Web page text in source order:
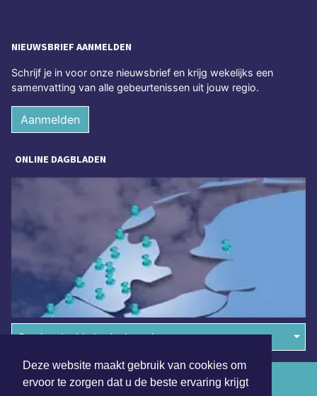
Deze website maakt gebruik van cookies om
ervoor te zorgen dat u de beste ervaring krijgt
NIEUWSBRIEF AANMELDEN
Schrijf je in voor onze nieuwsbrief en krijg wekelijks een
samenvatting van alle gebeurtenissen uit jouw regio.
Aanmelden
ONLINE DAGBLADEN
Overige dagbladen in de regio
Algemene voorwaarden